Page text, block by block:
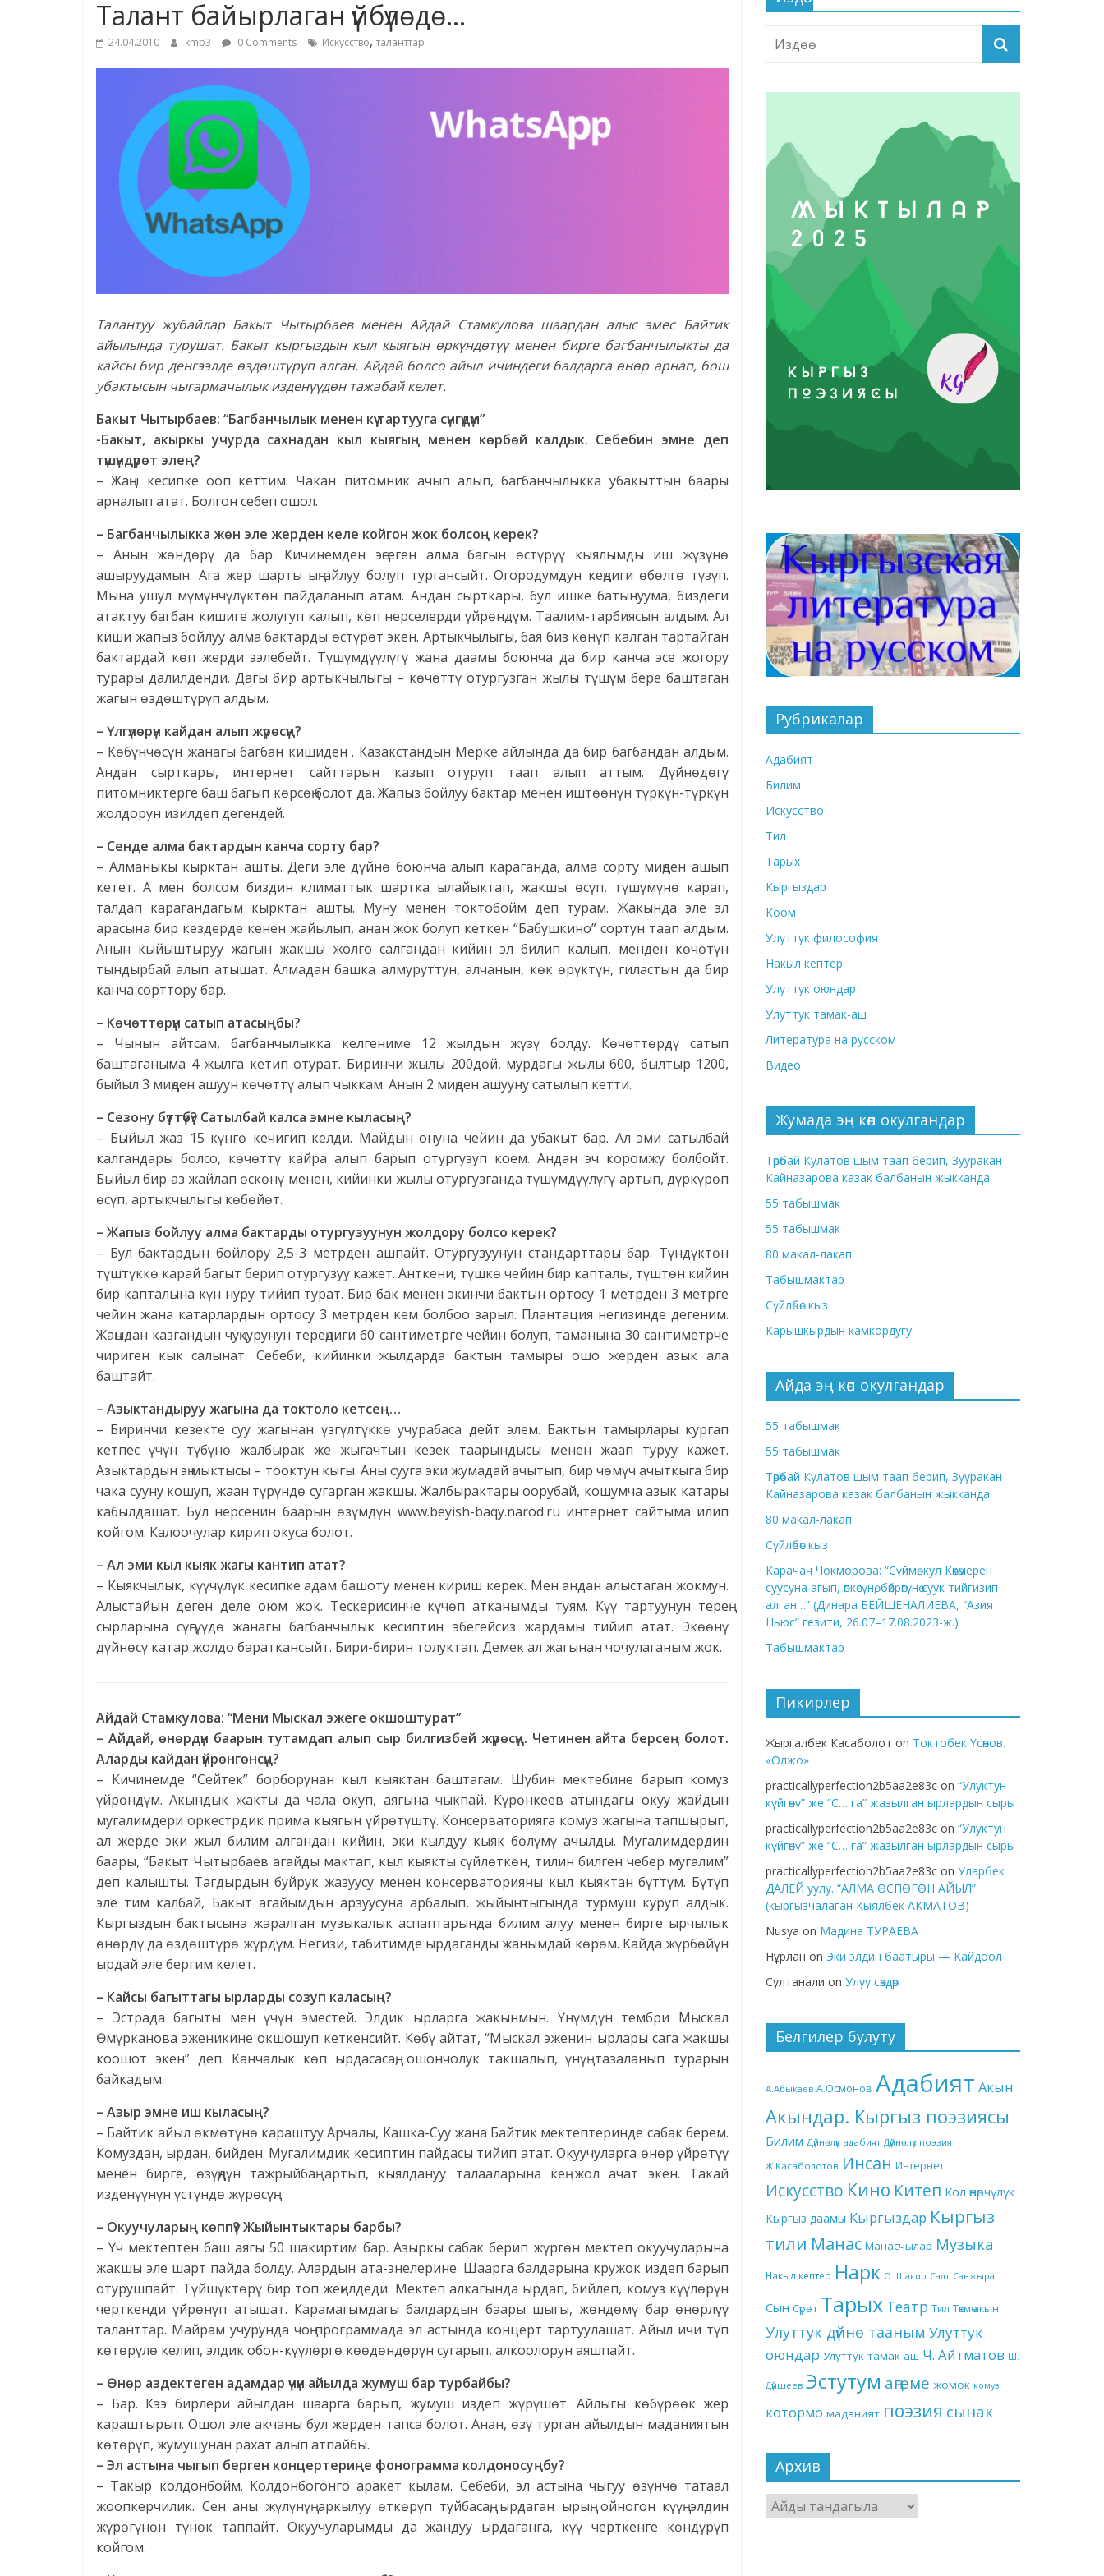
Талант байырлаган үйбүлөдө…
24.04.2010 kmb3 0 Comments Искусство, таланттар
Талантуу жубайлар Бакыт Чытырбаев менен Айдай Стамкулова шаардан алыс эмес Байтик
айылында турушат. Бакыт кыргыздын кыл кыягын өркүндөтүү менен бирге багбанчылыкты да
кайсы бир денгээлде өздөштүрүп алган. Айдай болсо айыл ичиндеги балдарга өнөр арнап, бош
убактысын чыгармачылык изденүүдөн тажабай келет.
Бакыт Чытырбаев: “Багбанчылык менен күү тартууга сүнгүдүм”
-Бакыт, акыркы учурда сахнадан кыл кыягың менен көрбөй калдык. Себебин эмне деп
түшүндүрөт элең?
– Жаңы кесипке ооп кеттим. Чакан питомник ачып алып, багбанчылыкка убакыттын баары
арналып атат. Болгон себеп ошол.
– Багбанчылыкка жөн эле жерден келе койгон жок болсоң керек?
– Анын жөндөрү да бар. Кичинемден эңсеген алма багын өстүрүү кыялымды иш жүзүнө
ашыруудамын. Ага жер шарты ыңгайлуу болуп тургансыйт. Огородумдун кеңдиги өбөлгө түзүп.
Мына ушул мүмүнчүлүктөн пайдаланып атам. Андан сырткары, бул ишке батынуума, биздеги
атактуу багбан кишиге жолугуп калып, көп нерселерди үйрөндүм. Таалим-тарбиясын алдым. Ал
киши жапыз бойлуу алма бактарды өстүрөт экен. Артыкчылыгы, бая биз көнүп калган тартайган
бактардай көп жерди ээлебейт. Түшүмдүүлүгү жана даамы боюнча да бир канча эсе жогору
турары далилденди. Дагы бир артыкчылыгы – көчөттү отургузган жылы түшүм бере баштаган
жагын өздөштүрүп алдым.
– Үлгүлөрүн кайдан алып жүрөсүң?
– Көбүнчөсүн жанагы багбан кишиден . Казакстандын Мерке айлында да бир багбандан алдым.
Андан сырткары, интернет сайттарын казып отуруп таап алып аттым. Дүйнөдөгү
питомниктерге баш багып көрсөң болот да. Жапыз бойлуу бактар менен иштөөнүн түркүн-түркүн
жолдорун изилдеп дегендей.
– Сенде алма бактардын канча сорту бар?
– Алманыкы кырктан ашты. Деги эле дүйнө боюнча алып караганда, алма сорту миңден ашып
кетет. А мен болсом биздин климаттык шартка ылайыктап, жакшы өсүп, түшүмүнө карап,
талдап карагандагым кырктан ашты. Муну менен токтобойм деп турам. Жакында эле эл
арасына бир кездерде кенен жайылып, анан жок болуп кеткен “Бабушкино” сортун таап алдым.
Анын кыйыштыруу жагын жакшы жолго салгандан кийин эл билип калып, менден көчөтүн
тындырбай алып атышат. Алмадан башка алмуруттун, алчанын, көк өрүктүн, гиластын да бир
канча сорттору бар.
– Көчөттөрүн сатып атасыңбы?
– Чынын айтсам, багбанчылыкка келгениме 12 жылдын жүзү болду. Көчөттөрдү сатып
баштаганыма 4 жылга кетип отурат. Биринчи жылы 200дөй, мурдагы жылы 600, былтыр 1200,
быйыл 3 миңден ашуун көчөттү алып чыккам. Анын 2 миңден ашууну сатылып кетти.
– Сезону бүттүбү? Сатылбай калса эмне кыласың?
– Быйыл жаз 15 күнгө кечигип келди. Майдын онуна чейин да убакыт бар. Ал эми сатылбай
калгандары болсо, көчөттү кайра алып барып отургузуп коем. Андан эч коромжу болбойт.
Быйыл бир аз жайлап өскөнү менен, кийинки жылы отургузганда түшүмдүүлүгү артып, дүркүрөп
өсүп, артыкчылыгы көбөйөт.
– Жапыз бойлуу алма бактарды отургузуунун жолдору болсо керек?
– Бул бактардын бойлору 2,5-3 метрден ашпайт. Отургузуунун стандарттары бар. Түндүктөн
түштүккө карай багыт берип отургузуу кажет. Анткени, түшкө чейин бир капталы, түштөн кийин
бир капталына күн нуру тийип турат. Бир бак менен экинчи бактын ортосу 1 метрден 3 метрге
чейин жана катарлардын ортосу 3 метрден кем болбоо зарыл. Плантация негизинде дегеним.
Жаңыдан казгандын чуңкурунун тереңдиги 60 сантиметрге чейин болуп, таманына 30 сантиметрче
чириген кык салынат. Себеби, кийинки жылдарда бактын тамыры ошо жерден азык ала
баштайт.
– Азыктандыруу жагына да токтоло кетсең…
– Биринчи кезекте суу жагынан үзгүлтүккө учурабаса дейт элем. Бактын тамырлары кургап
кетпес үчүн түбүнө жалбырак же жыгачтын кезек таарындысы менен жаап туруу кажет.
Азыктардын эң мыктысы – тооктун кыгы. Аны сууга эки жумадай ачытып, бир чөмүч ачыткыга бир
чака сууну кошуп, жаан түрүндө сугарган жакшы. Жалбырактары оорубай, кошумча азык катары
кабылдашат. Бул нерсенин баарын өзүмдүн www.beyish-baqy.narod.ru интернет сайтыма илип
койгом. Калоочулар кирип окуса болот.
– Ал эми кыл кыяк жагы кантип атат?
– Кыякчылык, күүчүлүк кесипке адам башоту менен кириш керек. Мен андан алыстаган жокмун.
Алыстайын деген деле оюм жок. Тескерисинче күчөп атканымды туям. Күү тартуунун терең
сырларына сүңгүүдө жанагы багбанчылык кесиптин эбегейсиз жардамы тийип атат. Экөөнү
дүйнөсү катар жолдо бараткансыйт. Бири-бирин толуктап. Демек ал жагынан чочулаганым жок.
Айдай Стамкулова: “Мени Мыскал эжеге окшоштурат”
– Айдай, өнөрдүн баарын тутамдап алып сыр билгизбей жүрөсүң. Четинен айта берсең болот.
Аларды кайдан үйрөнгөнсүң?
– Кичинемде “Сейтек” борборунан кыл кыяктан баштагам. Шубин мектебине барып комуз
үйрөндүм. Акындык жакты да чала окуп, аягына чыкпай, Күрөнкеев атындагы окуу жайдын
мугалимдери оркестрдик прима кыягын үйрөтүштү. Консерваторияга комуз жагына тапшырып,
ал жерде эки жыл билим алгандан кийин, эки кылдуу кыяк бөлүмү ачылды. Мугалимдердин
баары, “Бакыт Чытырбаев агайды мактап, кыл кыякты сүйлөткөн, тилин билген чебер мугалим”
деп калышты. Тагдырдын буйрук жазуусу менен консерваторияны кыл кыяктан бүттүм. Бүтүп
эле тим калбай, Бакыт агайымдын арзуусуна арбалып, жыйынтыгында турмуш куруп алдык.
Кыргыздын бактысына жаралган музыкалык аспаптарында билим алуу менен бирге ырчылык
өнөрдү да өздөштүрө жүрдүм. Негизи, табитимде ырдаганды жанымдай көрөм. Кайда жүрбөйүн
ырдай эле бергим келет.
– Кайсы багыттагы ырларды созуп каласың?
– Эстрада багыты мен үчүн эместей. Элдик ырларга жакынмын. Үнүмдүн тембри Мыскал
Өмүрканова эженикине окшошуп кеткенсийт. Көбү айтат, “Мыскал эженин ырлары сага жакшы
коошот экен” деп. Канчалык көп ырдасасаң, ошончолук такшалып, үнүң тазаланып турарын
байкадым.
– Азыр эмне иш кыласың?
– Байтик айыл өкмөтүнө караштуу Арчалы, Кашка-Суу жана Байтик мектептеринде сабак берем.
Комуздан, ырдан, бийден. Мугалимдик кесиптин пайдасы тийип атат. Окуучуларга өнөр үйрөтүү
менен бирге, өзүңдүн тажрыйбаң артып, кыялдануу талааларына кең жол ачат экен. Такай
изденүүнүн үстүндө жүрөсүң.
– Окуучуларың көппү? Жыйынтыктары барбы?
– Үч мектептен баш аягы 50 шакиртим бар. Азыркы сабак берип жүргөн мектеп окуучуларына
жакшы эле шарт пайда болду. Алардын ата-энелерине. Шаарга балдарына кружок издеп барып
отурушпайт. Түйшүктөрү бир топ жеңилдеди. Мектеп алкагында ырдап, бийлеп, комуз күүлөрүн
черткенди үйрөнүп атышат. Карамагымдагы балдардын баары шыгы, жөндөмү бар өнөрлүү
таланттар. Майрам учурунда чоң программада эл астында концерт тартуулашат. Айыл ичи түп
көтөрүлө келип, элдик обон-күүлөргө көөдөндөрүн сугарып, алкоолорун аяшпайт.
– Өнөр аздектеген адамдар үчүн айылда жумуш бар турбайбы?
– Бар. Кээ бирлери айылдан шаарга барып, жумуш издеп жүрүшөт. Айлыгы көбүрөөк жер
караштырып. Ошол эле акчаны бул жерден тапса болот. Анан, өзү турган айылдын маданиятын
көтөрүп, жумушунан рахат алып атпайбы.
– Эл астына чыгып берген концертериңе фонограмма колдоносуңбу?
– Такыр колдонбойм. Колдонбогонго аракет кылам. Себеби, эл астына чыгуу өзүнчө татаал
жоопкерчилик. Сен аны жүлүнүң аркылуу өткөрүп туйбасаң, ырдаган ырың, ойногон күүң элдин
жүрөгүнөн түнөк таппайт. Окуучуларымды да жандуу ырдаганга, күү черткенге көндүрүп
койгом.
Рубрикалар
Адабият
Билим
Искусство
Тил
Тарых
Кыргыздар
Коом
Улуттук философия
Накыл кептер
Улуттук оюндар
Улуттук тамак-аш
Литература на русском
Видео
Жумада эң көп окулгандар
Төрөбай Кулатов шым таап берип, Зууракан
Кайназарова казак балбанын жыкканда
55 табышмак
55 табышмак
80 макал-лакап
Табышмактар
Сүйлөбөс кыз
Карышкырдын камкордугу
Айда эң көп окулгандар
55 табышмак
55 табышмак
Төрөбай Кулатов шым таап берип, Зууракан
Кайназарова казак балбанын жыкканда
80 макал-лакап
Сүйлөбөс кыз
Карачач Чокморова: “Сүймөнкул Көкөмерен
суусуна агып, өпкөсүнө, бөйрөгүнө суук тийгизип
алган…” (Динара БЕЙШЕНАЛИЕВА, “Азия
Ньюс” гезити, 26.07–17.08.2023-ж.)
Табышмактар
Пикирлер
Жыргалбек Касаболот on Токтобек Үсөнов.
«Олжо»
practicallyperfection2b5aa2e83c on “Улуктун
күйгөнү” же “С… га” жазылган ырлардын сыры
practicallyperfection2b5aa2e83c on “Улуктун
күйгөнү” же “С… га” жазылган ырлардын сыры
practicallyperfection2b5aa2e83c on Уларбек
ДАЛЕЙ уулу. “АЛМА ӨСПӨГӨН АЙЫЛ”
(кыргызчалаган Кыялбек АКМАТОВ)
Nusya on Мадина ТУРАЕВА
Нұрлан on Эки элдин баатыры — Кайдоол
Султанали on Улуу сөздөр
Белгилер булуту
А.Абыкаев А.Осмонов Адабият Акын
Акындар. Кыргыз поэзиясы
Билим Дүйнөлүк адабият Дүйнөлүк поэзия
Ж.Касаболотов Инсан Интернет
Искусство Кино Китеп Кол өнөрчүлүк
Кыргыз даамы Кыргыздар Кыргыз
тили Манас Манасчылар Музыка
Накыл кептер Нарк О. Шакир Салт Санжыра
Сын Сүрөт Тарых Театр Тил Төкмө акын
Улуттук дүйнө тааным Улуттук
оюндар Улуттук тамак-аш Ч. Айтматов Ш.
Дүйшеев Эстутум аңгеме жомок комуз
котормо маданият поэзия сынак
Архив
Архив